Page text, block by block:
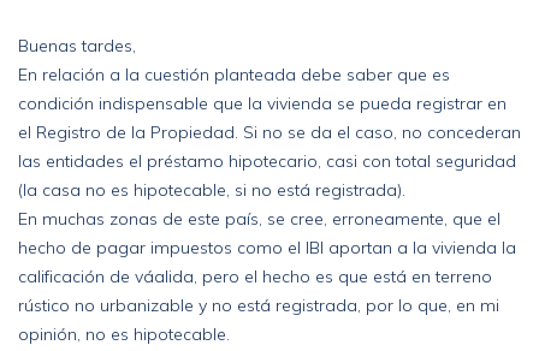
Buenas tardes,
En relación a la cuestión planteada debe saber que es
condición indispensable que la vivienda se pueda registrar en
el Registro de la Propiedad. Si no se da el caso, no concederan
las entidades el préstamo hipotecario, casi con total seguridad
(la casa no es hipotecable, si no está registrada).
En muchas zonas de este país, se cree, erroneamente, que el
hecho de pagar impuestos como el IBI aportan a la vivienda la
calificación de váalida, pero el hecho es que está en terreno
rústico no urbanizable y no está registrada, por lo que, en mi
opinión, no es hipotecable.